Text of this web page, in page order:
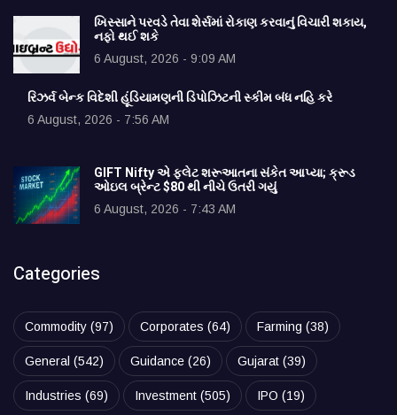
ખિસ્સાને પરવડે તેવા શેર્સમાં રોકાણ કરવાનું વિચારી શકાય,
નફો થઈ શકે
6 August, 2026 - 9:09 AM
રિઝર્વ બેન્ક વિદેશી હૂંડિયામણની ડિપોઝિટની સ્કીમ બંધ નહિ કરે
6 August, 2026 - 7:56 AM
GIFT Nifty એ ફ્લેટ શરૂઆતના સંકેત આપ્યા; ક્રૂડ
ઓઇલ બ્રેન્ટ $80 થી નીચે ઉતરી ગયું
6 August, 2026 - 7:43 AM
Categories
Commodity (97) Corporates (64) Farming (38)
General (542) Guidance (26) Gujarat (39)
Industries (69) Investment (505) IPO (19)